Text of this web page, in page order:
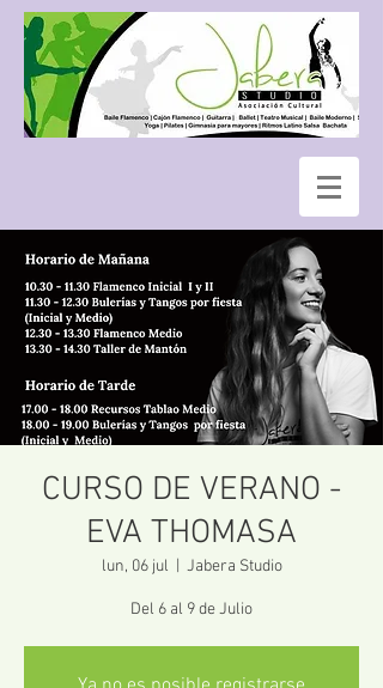
CURSO DE VERANO -
EVA THOMASA
lun, 06 jul Jabera Studio
Del 6 al 9 de Julio